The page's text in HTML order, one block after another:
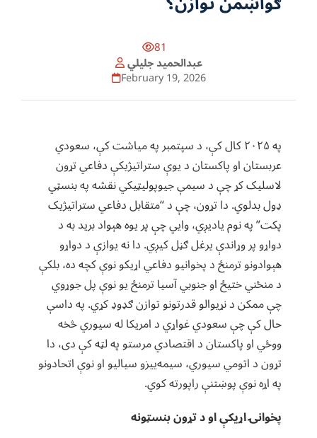
81
عبدالحمید جليلي
February 19, 2026
په ۲۰۲۵ کال کې، د سپتمبر په میاشت کې، سعودي
عربستان او پاکستان د یوې ستراتیژیکې دفاعي تړون
لاسلیک کړ چې د سیمې جیوپولیټیکي نقشه په بنسټي
ډول بدلوي. دا تړون، چې د “متقابل دفاعي ستراتیژیک
پکت” په نوم یادیږي، وایي چې پر یوه هېواد برید به د
دواړو پر وړاندې یرغل ګڼل کیږي. دا نه یوازې د دواړو
هېوادونو ترمنځ د پخوانیو دفاعي اړیکو نوې کچه ده، بلکې
د منځني ختیځ او جنوبي آسیا ترمنځ یو نوې پل جوړوي
چې ممکن د نړیوالو قدرتونو توازن ګډوډ کړي. په داسې
حال کې چې سعودي غواړي د امریکا له سیوري څخه
ووځي او پاکستان د اقتصادي مرستو په لټه کې دی، دا
تړون د اتومي سیوري، سیمه‌ییزو سیالیو او نوې اتحادونو
په اړه نوې پوښتنې راپورته کوي.
پخوانۍ اړیکې او د تړون بنسټونه